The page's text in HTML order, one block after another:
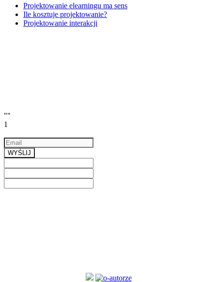
Projektowanie elearningu ma sens
Ile kosztuje projektowanie?
Projektowanie interakcji
""
1
WYŚLIJ